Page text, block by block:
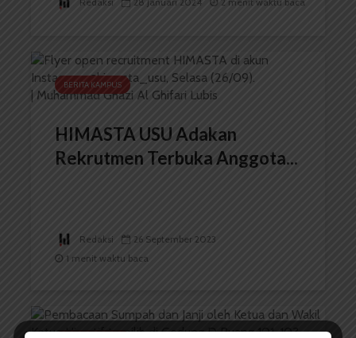
BERITA KAMPUS
HIMASTA USU Adakan
Rekrutmen Terbuka Anggota...
Redaksi
26 September 2023
1 menit waktu baca